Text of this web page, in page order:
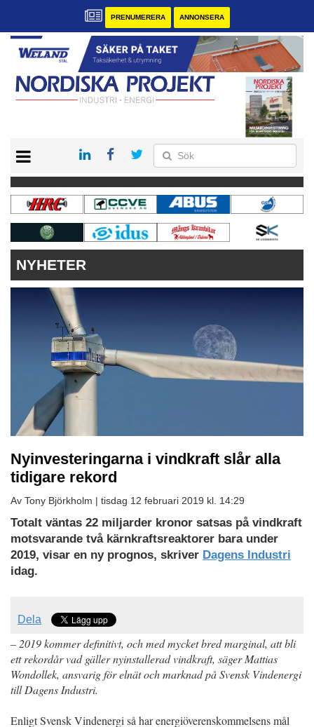
PRENUMERERA ANNONSERA
KONTAKT
VÅRA ANDRA MAGASIN
PRENUMERERA
ANNONSERA
NYHETER
Nyinvesteringarna i vindkraft slår alla
tidigare rekord
Av Tony Björkholm | tisdag 12 februari 2019 kl. 14:29
Totalt väntas 22 miljarder kronor satsas på vindkraft
motsvarande två kärnkraftsreaktorer bara under
2019, visar en ny prognos, skriver Dagens Industri
idag.
Dela
–2019 kommer definitivt, och med mycket bred marginal, att bli
ett rekordår vad gäller nyinstallerad vindkraft, säger Mattias
Wondollek, ansvarig för elnät och marknad på Svensk Vindenergi
till Dagens Industri.
Enligt Svensk Vindenergi så har energiöverenskommelsens mål